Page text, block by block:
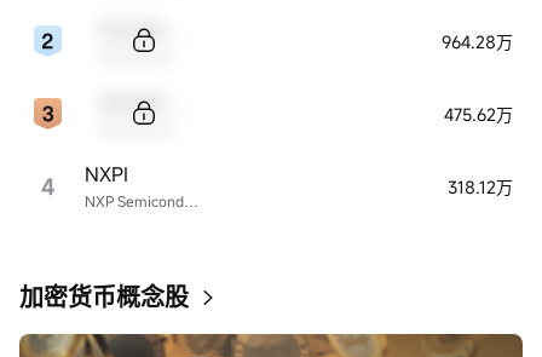
964.28万
475.62万
4 NXP Semiconductors
NXPI 318.12万
加密货币概念股